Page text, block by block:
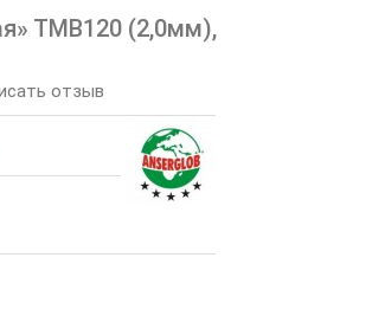
ТМВ120 (2,0мм),
отзыв